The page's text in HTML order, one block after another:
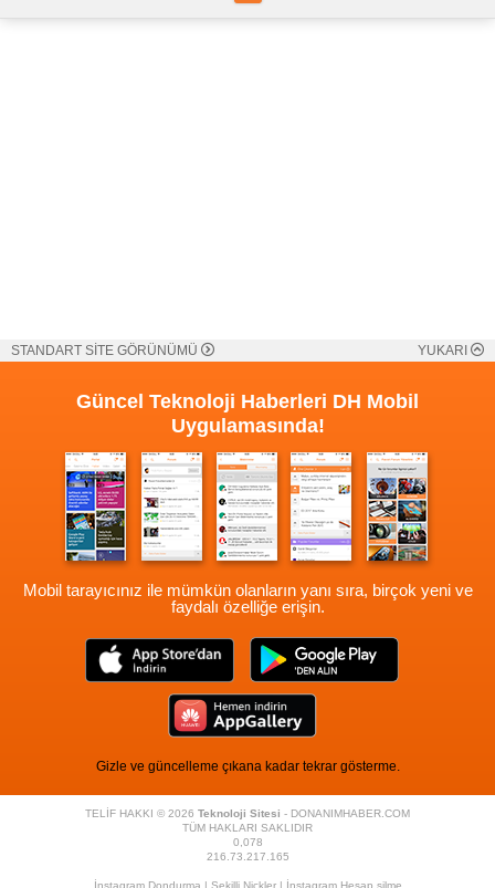
STANDART SİTE GÖRÜNÜMÜ YUKARI
Güncel Teknoloji Haberleri DH Mobil
Uygulamasında!
Mobil tarayıcınız ile mümkün olanların yanı sıra, birçok yeni ve
faydalı özelliğe erişin.
Gizle ve güncelleme çıkana kadar tekrar gösterme.
TELİF HAKKI © 2026 Teknoloji Sitesi - DONANIMHABER.COM
TÜM HAKLARI SAKLIDIR
0,078
216.73.217.165